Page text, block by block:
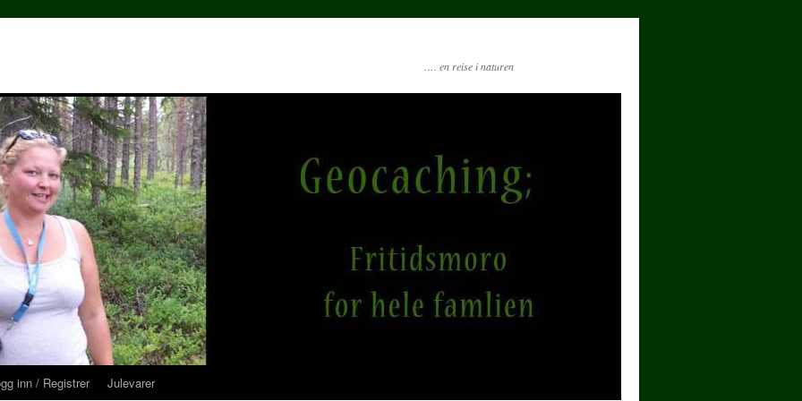
…. en reise i naturen
inn / Registrer Julevarer